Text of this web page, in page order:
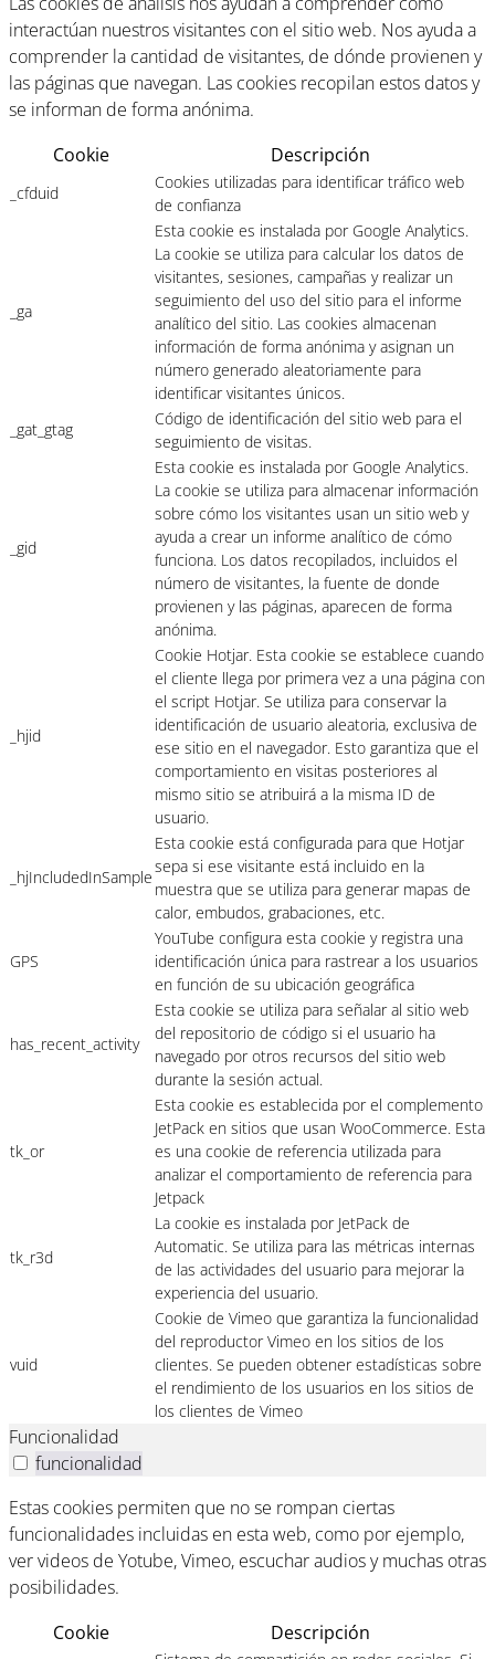
interactúan nuestros visitantes con el sitio web. Nos ayuda a
comprender la cantidad de visitantes, de dónde provienen y
las páginas que navegan. Las cookies recopilan estos datos y
se informan de forma anónima.
Cookie
Descripción
_cfduid
Cookies utilizadas para identificar tráfico web
de confianza
_ga
Esta cookie es instalada por Google Analytics.
La cookie se utiliza para calcular los datos de
visitantes, sesiones, campañas y realizar un
seguimiento del uso del sitio para el informe
analítico del sitio. Las cookies almacenan
información de forma anónima y asignan un
número generado aleatoriamente para
identificar visitantes únicos.
_gat_gtag
Código de identificación del sitio web para el
seguimiento de visitas.
_gid
Esta cookie es instalada por Google Analytics.
La cookie se utiliza para almacenar información
sobre cómo los visitantes usan un sitio web y
ayuda a crear un informe analítico de cómo
funciona. Los datos recopilados, incluidos el
número de visitantes, la fuente de donde
provienen y las páginas, aparecen de forma
anónima.
_hjid
Cookie Hotjar. Esta cookie se establece cuando
el cliente llega por primera vez a una página con
el script Hotjar. Se utiliza para conservar la
identificación de usuario aleatoria, exclusiva de
ese sitio en el navegador. Esto garantiza que el
comportamiento en visitas posteriores al
mismo sitio se atribuirá a la misma ID de
usuario.
_hjIncludedInSample
Esta cookie está configurada para que Hotjar
sepa si ese visitante está incluido en la
muestra que se utiliza para generar mapas de
calor, embudos, grabaciones, etc.
GPS
YouTube configura esta cookie y registra una
identificación única para rastrear a los usuarios
en función de su ubicación geográfica
has_recent_activity
Esta cookie se utiliza para señalar al sitio web
del repositorio de código si el usuario ha
navegado por otros recursos del sitio web
durante la sesión actual.
tk_or
Esta cookie es establecida por el complemento
JetPack en sitios que usan WooCommerce. Esta
es una cookie de referencia utilizada para
analizar el comportamiento de referencia para
Jetpack
tk_r3d
La cookie es instalada por JetPack de
Automatic. Se utiliza para las métricas internas
de las actividades del usuario para mejorar la
experiencia del usuario.
vuid
Cookie de Vimeo que garantiza la funcionalidad
del reproductor Vimeo en los sitios de los
clientes. Se pueden obtener estadísticas sobre
el rendimiento de los usuarios en los sitios de
los clientes de Vimeo
Funcionalidad
funcionalidad
Estas cookies permiten que no se rompan ciertas
funcionalidades incluidas en esta web, como por ejemplo,
ver videos de Yotube, Vimeo, escuchar audios y muchas otras
posibilidades.
Cookie
Descripción